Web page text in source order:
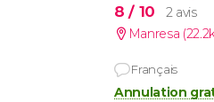
8/ 10
2 avis
Manresa
Français
Annulation